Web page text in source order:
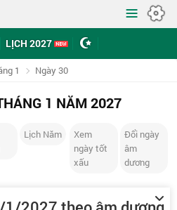
≡
LỊCH 2027
1 Ngày 30
1 NĂM 2027
Lịch Năm
Xem
ngày tốt
xấu
Đổi ngày
âm
dương